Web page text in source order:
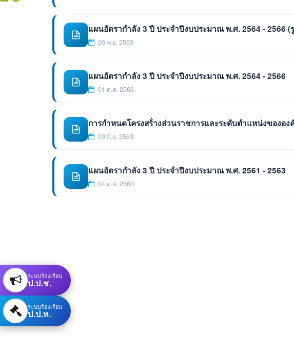
แผนอัตรากำลัง 3 ปี ประจำปีงบประมาณ พ.ศ. 2564 - 2566 (
26 พ.ย. 2563
แผนอัตรากำลัง 3 ปี ประจำปีงบประมาณ พ.ศ. 2564 - 2566
01 ต.ค. 2563
การกำหนดโครงสร้่างส่วนราชการและระดับตำแหน่งของอ
09 มิ.ย. 2563
แผนอัตรากำลัง 3 ปี ประจำปีงบประมาณ พ.ศ. 2561 - 2563
04 ต.ค. 2560
ระบบร้องเรียน
ป.ป.ช.
ระบบร้องเรียน
ป.ป.ท.